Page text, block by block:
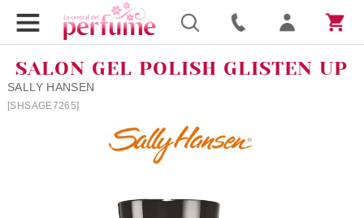
SALON GEL POLISH GLISTEN UP
SALLY HANSEN
[SHSAGE7265]